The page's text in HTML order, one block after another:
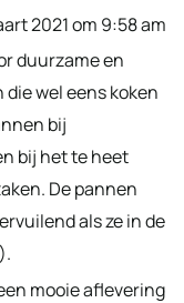
2021 om 9:58 am
duurzame en
wel eens koken
bij
bij het te heet
De pannen
als ze in de
mooie aflevering